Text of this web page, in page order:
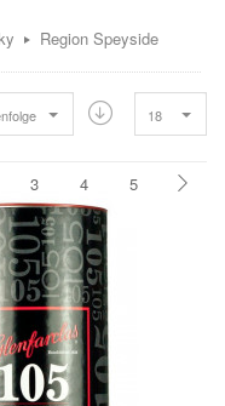
alle Voraussetzungen,
sind: Wasser, Torf und
Destillerie The Glenlivet,
eher süße
von frischen
und Honig, die zu
Single Malt Whiskys
Alter erreicht,
Region Speyside
18
3 4 5